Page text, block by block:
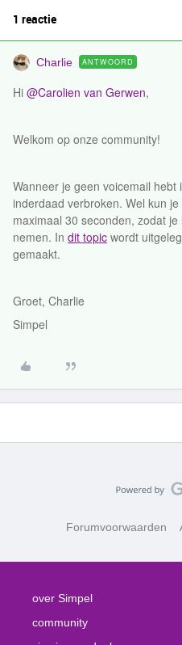
1 reactie
Charlie ANTWOORD
Hi @Carolien van Gerwen,
Welkom op onze community!
Wanneer je geen voicemail
inderdaad verbroken. Wel kun
maximaal 30 seconden, zodat
nemen. In dit topic wordt
gemaakt.
Groet, Charlie
Simpel
Forumvoorwaarden
over Simpel
community